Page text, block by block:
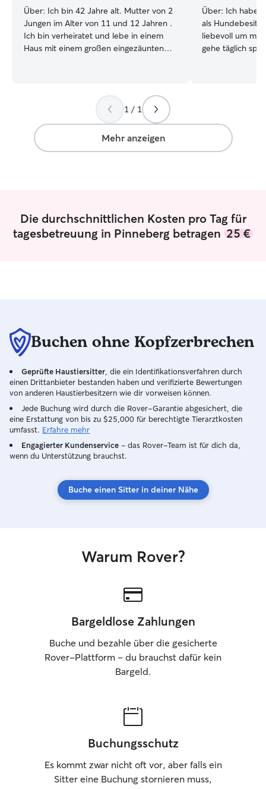
Über: Ich bin 42 Jahre alt. Mutter von 2
Jungen im Alter von 11 und 12 Jahren .
Ich bin verheiratet und lebe in einem
Haus mit einem großen eingezäunten
Tierschutz, ist aber eine ganz Liebe . Ich
engagiere mich auch im Tierschutz mit
Hunden. Ich gehe gerne mehrmals
Täglich mit unserer Hündin spazieren.
Ich kann Deinem Hund viel
Hunde. Unser großer Garten ist
komplett eingezäunt! Die Hunde können
Über: Ich habe
als
liebevoll um
gehe täglich
Hundes. Mein mittelgroßer Garten hat
viel Schatten,
gehen nur an
1 / 1
Mehr anzeigen
Die durchschnittlichen Kosten pro Tag für
tagesbetreuung in Pinneberg betragen 25 €
Buchen ohne Kopfzerbrechen
Geprüfte Haustiersitter , die ein Identifikationsverfahren durch
einen Drittanbieter bestanden haben und verifizierte Bewertungen
von anderen Haustierbesitzern wie dir vorweisen können.
Jede Buchung wird durch die Rover-Garantie abgesichert, die
eine Erstattung von bis zu $25,000 für berechtigte Tierarztkosten
umfasst. Erfahre mehr
Engagierter Kundenservice – das Rover-Team ist für dich da,
wenn du Unterstützung brauchst.
Buche einen Sitter in deiner Nähe
Warum Rover?
Bargeldlose Zahlungen
Buche und bezahle über die gesicherte
Rover-Plattform – du brauchst dafür kein
Bargeld.
Buchungsschutz
Es kommt zwar nicht oft vor, aber falls ein
Sitter eine Buchung stornieren muss,